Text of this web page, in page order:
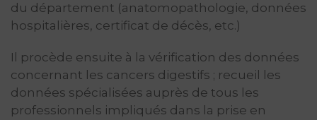
du département (anatomopathologie, données
hospitalières, certificat de décès, etc.)
Il procède ensuite à la vérification des données
concernant les cancers digestifs ; recueil les
données spécialisées auprès de tous les
professionnels impliqués dans la prise en